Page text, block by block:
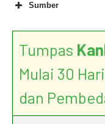
Sumber
(Cancer of the
Tumpas
Mulai 30
dan